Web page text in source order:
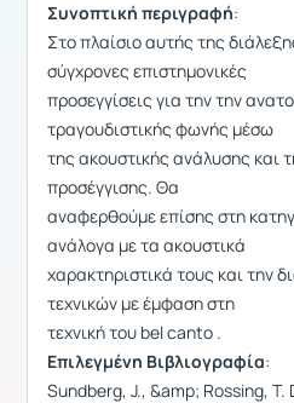
Συνοπτική περιγραφή:
Στο πλαίσιο αυτής της
σύγχρονες επιστημονικές
προσεγγίσεις για την την
τραγουδιστικής φωνής μέσω
της ακουστικής ανάλυσης και
προσέγγισης. Θα
αναφερθούμε επίσης στη
ανάλογα με τα ακουστικά
χαρακτηριστικά τους και την
τεχνικών με έμφαση στη
τεχνική του bel canto .
Επιλεγμένη Βιβλιογραφία:
Sundberg, J., &amp; Rossing,